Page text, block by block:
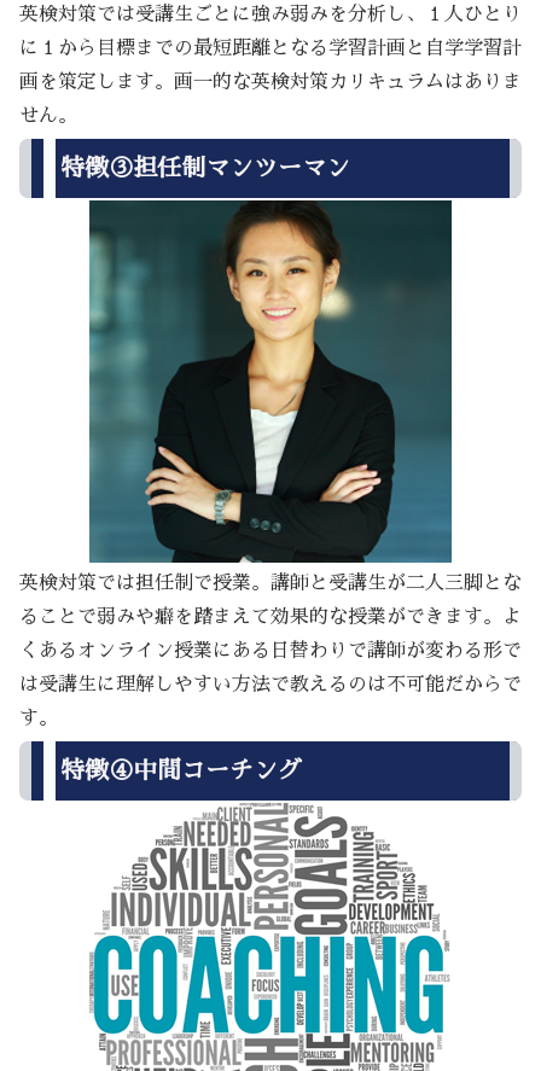
英検対策では受講生ごとに強み弱みを分析し、１人ひとり
に１から目標までの最短距離となる学習計画と自学学習計
画を策定します。画一的な英検対策カリキュラムはありま
せん。
特徴③担任制マンツーマン
英検対策では担任制で授業。講師と受講生が二人三脚とな
ることで弱みや癖を踏まえて効果的な授業ができます。よ
くあるオンライン授業にある日替わりで講師が変わる形で
は受講生に理解しやすい方法で教えるのは不可能だからで
す。
特徴④中間コーチング